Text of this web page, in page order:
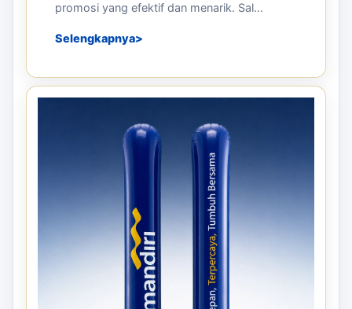
promosi yang efektif dan menarik. Sal...
Selengkapnya